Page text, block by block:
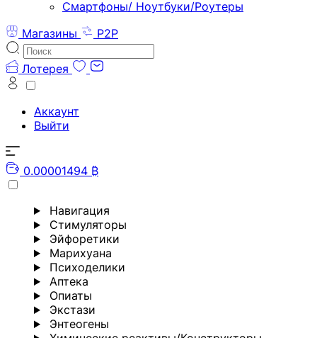
Смартфоны/ Ноутбуки/Роутеры
Магазины
P2P
Лотерея
Аккаунт
Выйти
0.00001494 ₿
Навигация
Стимуляторы
Эйфоретики
Марихуана
Психоделики
Аптека
Опиаты
Экстази
Энтеогены